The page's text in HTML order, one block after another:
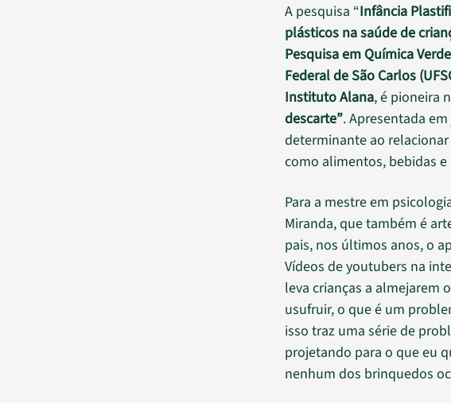
A pesquisa “Infância
plásticos na saúde de
Pesquisa em Química
Federal de São Carlos
Instituto Alana, é pioneira
descarte”. Apresentada
determinante ao
como alimentos, bebidas
Para a mestre em
Miranda, que também é
pais, nos últimos anos, o
Vídeos de youtubers na
leva crianças a almejarem
usufruir, o que é um
isso traz uma série de
projetando para o que eu
nenhum dos brinquedos